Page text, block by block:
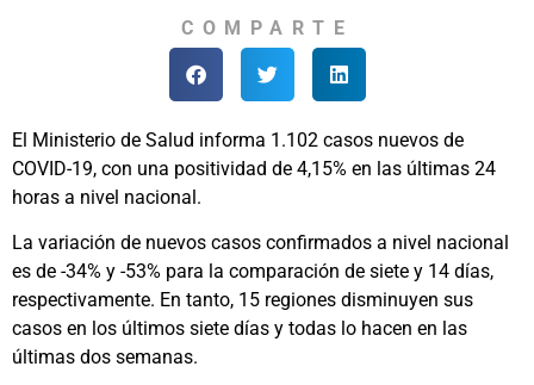
COMPARTE
El Ministerio de Salud informa 1.102 casos nuevos de
COVID-19, con una positividad de 4,15% en las últimas 24
horas a nivel nacional.
La variación de nuevos casos confirmados a nivel nacional
es de -34% y -53% para la comparación de siete y 14 días,
respectivamente. En tanto, 15 regiones disminuyen sus
casos en los últimos siete días y todas lo hacen en las
últimas dos semanas.